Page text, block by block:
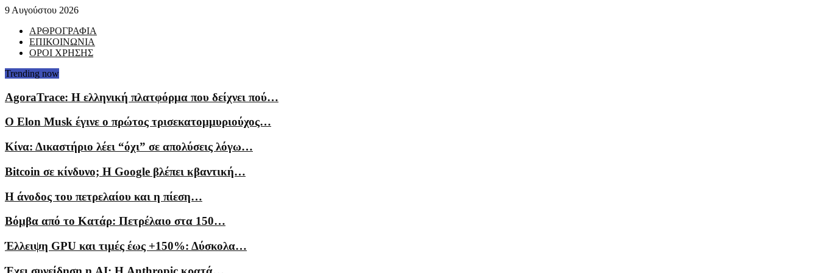
9 Αυγούστου 2026
ΑΡΘΡΟΓΡΑΦΙΑ
ΕΠΙΚΟΙΝΩΝΙΑ
ΟΡΟΙ ΧΡΗΣΗΣ
Trending now
AgoraTrace: Η ελληνική πλατφόρμα που δείχνει πού…
Ο Elon Musk έγινε ο πρώτος τρισεκατομμυριούχος…
Κίνα: Δικαστήριο λέει “όχι” σε απολύσεις λόγω…
Bitcoin σε κίνδυνο; Η Google βλέπει κβαντική…
Η άνοδος του πετρελαίου και η πίεση…
Βόμβα από το Κατάρ: Πετρέλαιο στα 150…
Έλλειψη GPU και τιμές έως +150%: Δύσκολα…